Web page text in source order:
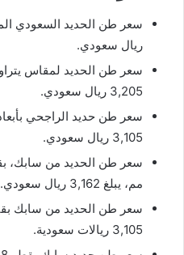
ريال سعودي.
3,205 ريال سعودي.
3,105 ريال سعودي.
مم، يبلغ 3,162 ريال سعودي.
3,105 ريالات سعودية.